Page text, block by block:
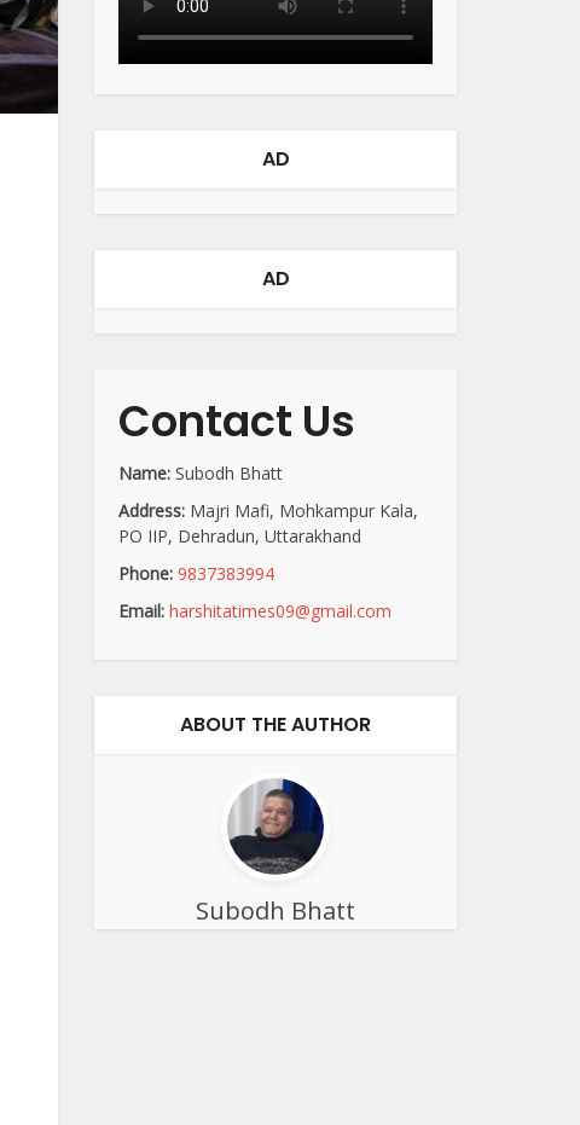
AD
AD
Contact Us
Name: Subodh Bhatt
Address: Majri Mafi, Mohkampur Kala,
PO IIP, Dehradun, Uttarakhand
Phone: 9837383994
Email: harshitatimes09@gmail.com
ABOUT THE AUTHOR
Subodh Bhatt